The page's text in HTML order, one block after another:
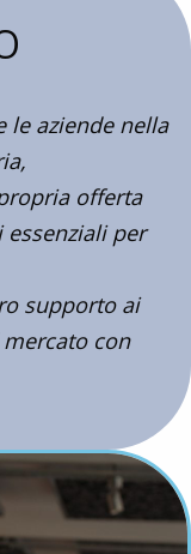
le aziende nella
offerta
per
supporto ai
con